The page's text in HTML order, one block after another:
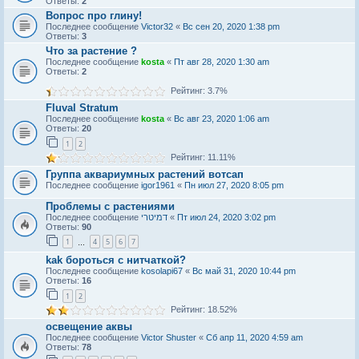
Вопрос про глину!
Последнее сообщение Victor32 « Вс сен 20, 2020 1:38 pm
Ответы: 3
Что за растение ?
Последнее сообщение kosta « Пт авг 28, 2020 1:30 am
Ответы: 2
Рейтинг: 3.7%
Fluval Stratum
Последнее сообщение kosta « Вс авг 23, 2020 1:06 am
Ответы: 20
1 2
Рейтинг: 11.11%
Группа аквариумных растений вотсап
Последнее сообщение igor1961 « Пн июл 27, 2020 8:05 pm
Проблемы с растениями
Последнее сообщение דמיטרי « Пт июл 24, 2020 3:02 pm
Ответы: 90
1 4 5 6 7
kak бороться с нитчаткой?
Последнее сообщение kosolapi67 « Вс май 31, 2020 10:44 pm
Ответы: 16
1 2
Рейтинг: 18.52%
освещение аквы
Последнее сообщение Victor Shuster « Сб апр 11, 2020 4:59 am
Ответы: 78